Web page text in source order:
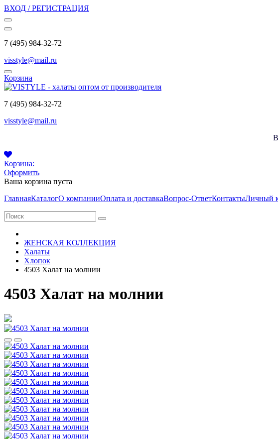
ВХОД / РЕГИСТРАЦИЯ
7 (495) 984-32-72
visstyle@mail.ru
Корзина
7 (495) 984-32-72
visstyle@mail.ru
Корзина:
Оформить
Ваша корзина пуста
ГлавнаяКаталогО компанииОплата и доставкаВопрос-ОтветКонтактыЛичный
ЖЕНСКАЯ КОЛЛЕКЦИЯ
Халаты
Хлопок
4503 Халат на молнии
4503 Халат на молнии